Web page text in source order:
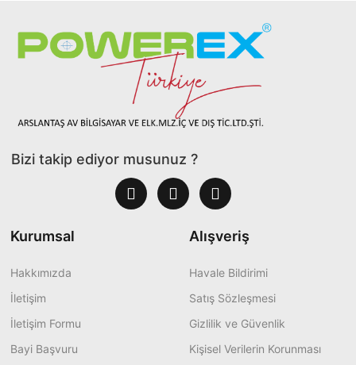
Bizi takip ediyor musunuz ?
Kurumsal
Hakkımızda
İletişim
İletişim Formu
Bayi Başvuru
Alışveriş
Havale Bildirimi
Satış Sözleşmesi
Gizlilik ve Güvenlik
Kişisel Verilerin Korunması